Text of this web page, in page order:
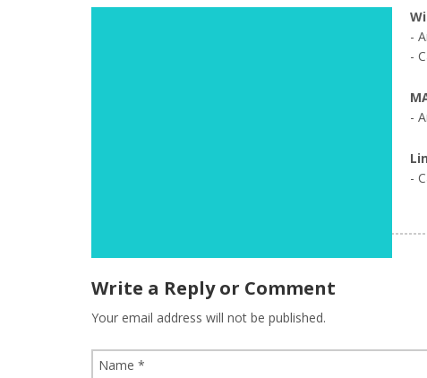
-
-
-
-
Write a Reply or Comment
Your email address will not be published.